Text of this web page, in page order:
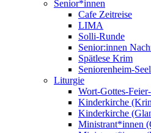
Senior*innen
Cafe Zeitreise
LIMA
Solli-Runde
Senior:innen
Spätlese Krim
Seniorenheim-
Liturgie
Wort-Gottes-
Kinderkirche
Kinderkirche
Ministrant*innen